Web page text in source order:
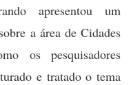
apresentou um
a área de Cidades
os pesquisadores
e tratado o tema